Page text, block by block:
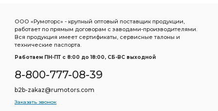
ООО «Румоторс» - крупный оптовый поставщик продукции,
работает по прямым договорам с заводами-производителями.
Вся продукция имеет сертификаты, сервисные талоны и
технические паспорта.
Работаем ПН-ПТ c 8:00 до 18:00, СБ-ВС выходной
8-800-777-08-39
b2b-zakaz@rumotors.com
Заказать звонок